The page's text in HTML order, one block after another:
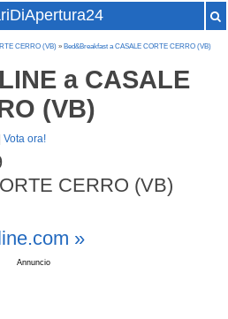
CERRO (VB) » Bed&Breakfast a CASALE CORTE CERRO (VB)
a CASALE
(VB)
|Vota ora!
CERRO (VB)
»
Annuncio